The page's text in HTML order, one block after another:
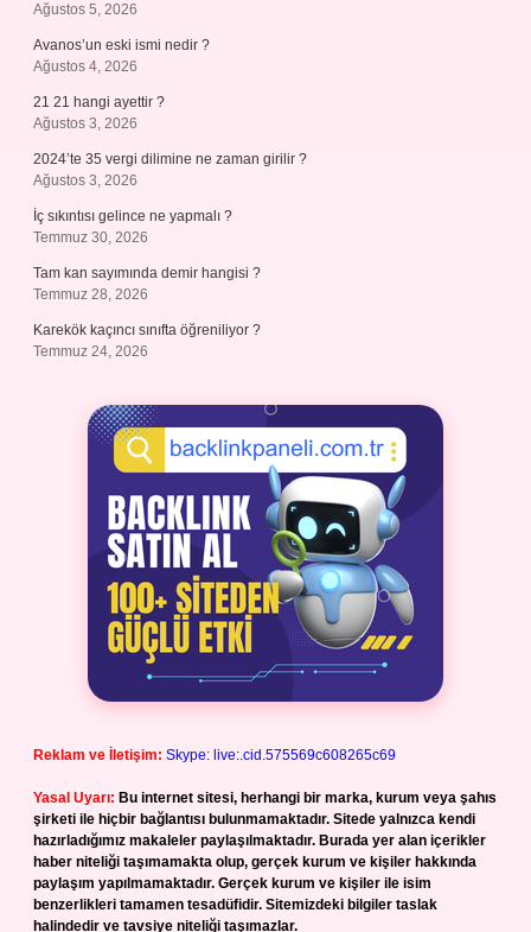
Ağustos 5, 2026
Avanos’un eski ismi nedir ?
Ağustos 4, 2026
21 21 hangi ayettir ?
Ağustos 3, 2026
2024’te 35 vergi dilimine ne zaman girilir ?
Ağustos 3, 2026
İç sıkıntısı gelince ne yapmalı ?
Temmuz 30, 2026
Tam kan sayımında demir hangisi ?
Temmuz 28, 2026
Karekök kaçıncı sınıfta öğreniliyor ?
Temmuz 24, 2026
Reklam ve İletişim: Skype: live:.cid.575569c608265c69
Yasal Uyarı: Bu internet sitesi, herhangi bir marka, kurum veya şahıs
şirketi ile hiçbir bağlantısı bulunmamaktadır. Sitede yalnızca kendi
hazırladığımız makaleler paylaşılmaktadır. Burada yer alan içerikler
haber niteliği taşımamakta olup, gerçek kurum ve kişiler hakkında
paylaşım yapılmamaktadır. Gerçek kurum ve kişiler ile isim
benzerlikleri tamamen tesadüfidir. Sitemizdeki bilgiler taslak
halindedir ve tavsiye niteliği taşımazlar.